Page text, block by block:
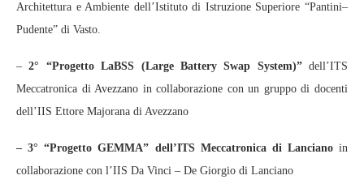
Architettura e Ambiente dell’Istituto di Istruzione Superiore “Pantini–
Pudente” di Vasto.
–2° “Progetto LaBSS (Large Battery Swap System)”dell’ITS
Meccatronica di Avezzano in collaborazione con un gruppo di docenti
dell’IIS Ettore Majorana di Avezzano
– 3° “Progetto GEMMA” dell’ITS Meccatronica di Lancianoin
collaborazione con l’IIS Da Vinci – De Giorgio di Lanciano